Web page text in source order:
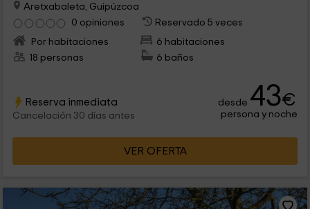
Aretxabaleta, Guipúzcoa
0 opiniones
Reservado 5 veces
Por habitaciones
6 habitaciones
18 personas
6 baños
Reserva inmediata
Cancelación 30 días antes
desde 43€
persona y noche
VER OFERTA